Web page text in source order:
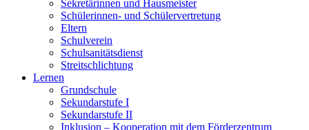
Sekretärinnen und Hausmeister
Schülerinnen- und Schülervertretung
Eltern
Schulverein
Schulsanitätsdienst
Streitschlichtung
Lernen
Grundschule
Sekundarstufe I
Sekundarstufe II
Inklusion – Kooperation mit dem Förderzentrum